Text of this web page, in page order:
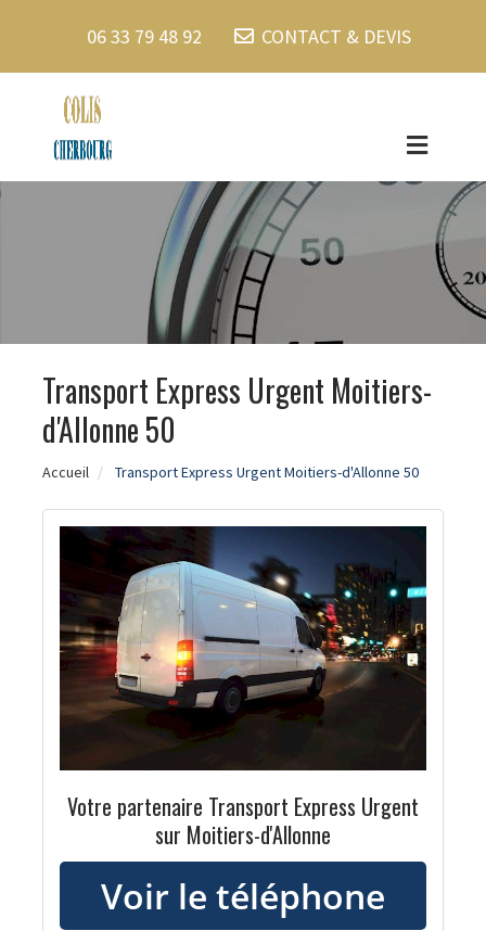
06 33 79 48 92 CONTACT & DEVIS
Transport Express Urgent Moitiers-
d'Allonne 50
Accueil Transport Express Urgent Moitiers-d'Allonne 50
Votre partenaire Transport Express Urgent
sur Moitiers-d'Allonne